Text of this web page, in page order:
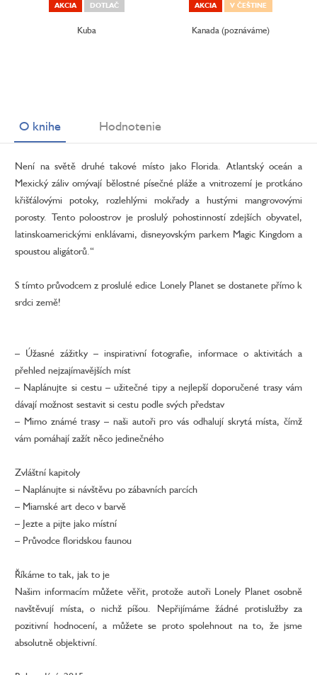
AKCIA DOTLAČ
Kuba
AKCIA V ČEŠTINE
Kanada (poznáváme)
O knihe Hodnotenie
Není na světě druhé takové místo jako Florida. Atlantský oceán a
Mexický záliv omývají bělostné písečné pláže a vnitrozemí je protkáno
křišťálovými potoky, rozlehlými mokřady a hustými mangrovovými
porosty. Tento poloostrov je proslulý pohostinností zdejších obyvatel,
latinskoamerickými enklávami, disneyovským parkem Magic Kingdom a
spoustou aligátorů.“
S tímto průvodcem z proslulé edice Lonely Planet se dostanete přímo k
srdci země!
– Úžasné zážitky – inspirativní fotografie, informace o aktivitách a
přehled nejzajímavějších míst
– Naplánujte si cestu – užitečné tipy a nejlepší doporučené trasy vám
dávají možnost sestavit si cestu podle svých představ
– Mimo známé trasy – naši autoři pro vás odhalují skrytá místa, čímž
vám pomáhají zažít něco jedinečného
Zvláštní kapitoly
– Naplánujte si návštěvu po zábavních parcích
– Miamské art deco v barvě
– Jezte a pijte jako místní
– Průvodce floridskou faunou
Říkáme to tak, jak to je
Našim informacím můžete věřit, protože autoři Lonely Planet osobně
navštěvují místa, o nichž píšou. Nepřijímáme žádné protislužby za
pozitivní hodnocení, a můžete se proto spolehnout na to, že jsme
absolutně objektivní.